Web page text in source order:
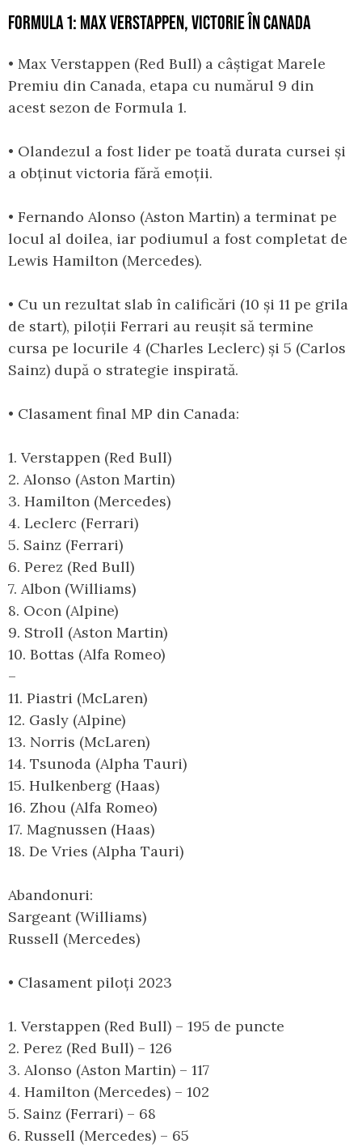
FORMULA 1: MAX VERSTAPPEN, VICTORIE ÎN CANADA
• Max Verstappen (Red Bull) a câștigat Marele
Premiu din Canada, etapa cu numărul 9 din
acest sezon de Formula 1.
• Olandezul a fost lider pe toată durata cursei și
a obținut victoria fără emoții.
• Fernando Alonso (Aston Martin) a terminat pe
locul al doilea, iar podiumul a fost completat de
Lewis Hamilton (Mercedes).
• Cu un rezultat slab în calificări (10 și 11 pe grila
de start), piloții Ferrari au reușit să termine
cursa pe locurile 4 (Charles Leclerc) și 5 (Carlos
Sainz) după o strategie inspirată.
• Clasament final MP din Canada:
1. Verstappen (Red Bull)
2. Alonso (Aston Martin)
3. Hamilton (Mercedes)
4. Leclerc (Ferrari)
5. Sainz (Ferrari)
6. Perez (Red Bull)
7. Albon (Williams)
8. Ocon (Alpine)
9. Stroll (Aston Martin)
10. Bottas (Alfa Romeo)
–
11. Piastri (McLaren)
12. Gasly (Alpine)
13. Norris (McLaren)
14. Tsunoda (Alpha Tauri)
15. Hulkenberg (Haas)
16. Zhou (Alfa Romeo)
17. Magnussen (Haas)
18. De Vries (Alpha Tauri)
Abandonuri:
Sargeant (Williams)
Russell (Mercedes)
• Clasament piloți 2023
1. Verstappen (Red Bull) – 195 de puncte
2. Perez (Red Bull) – 126
3. Alonso (Aston Martin) – 117
4. Hamilton (Mercedes) – 102
5. Sainz (Ferrari) – 68
6. Russell (Mercedes) – 65